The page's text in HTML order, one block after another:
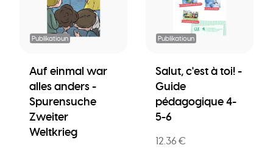
Publikatioun
Auf einmal war
alles anders -
Spurensuche
Zweiter
Weltkrieg
Publikatioun
Salut, c'est à toi! -
Guide
pédagogique 4-
5-6
12.36 €